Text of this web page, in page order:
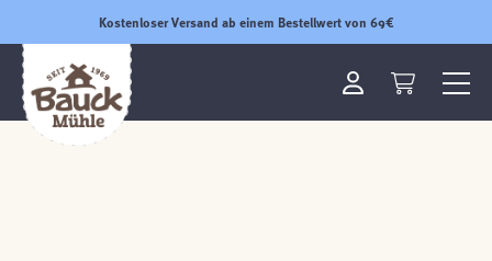
Kostenloser Versand ab einem Bestellwert von 69€